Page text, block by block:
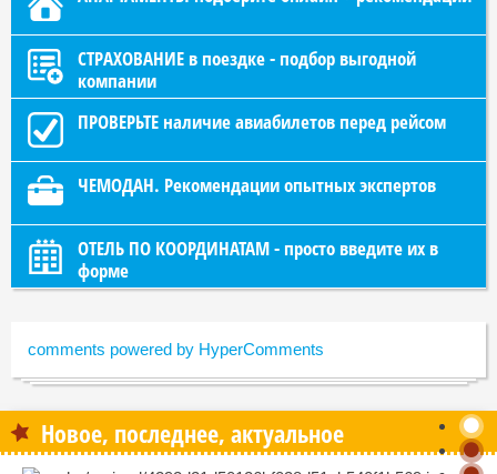
СТРАХОВАНИЕ в поездке - подбор выгодной
компании
ПРОВЕРЬТЕ наличие авиабилетов перед рейсом
ЧЕМОДАН. Рекомендации опытных экспертов
ОТЕЛЬ ПО КООРДИНАТАМ - просто введите их в
форме
comments powered by HyperComments
Новое, последнее, актуальное